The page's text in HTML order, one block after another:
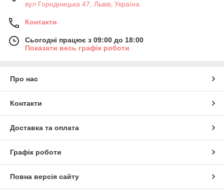
вул Городницька 47, Львів, Україна
Контакти
Сьогодні працює з 09:00 до 18:00
Показати весь графік роботи
Про нас
Контакти
Доставка та оплата
Графік роботи
Повна версія сайту